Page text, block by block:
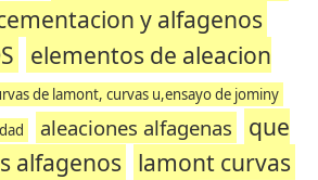
y alfagenos
elementos de aleacion
de lamont, curvas u,ensayo de jominy
aleaciones alfagenas
que
alfagenos lamont curvas